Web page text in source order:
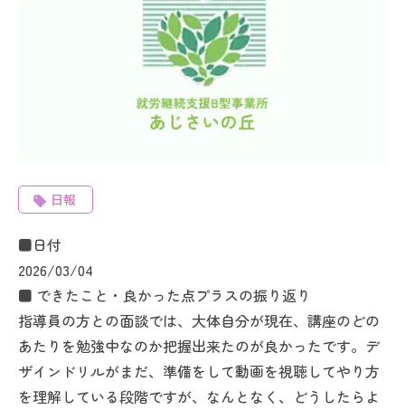
日報
■日付
2026/03/04
■ できたこと・良かった点プラスの振り返り
指導員の方との面談では、大体自分が現在、講座のどの
あたりを勉強中なのか把握出来たのが良かったです。デ
ザインドリルがまだ、準備をして動画を視聴してやり方
を理解している段階ですが、なんとなく、どうしたらよ